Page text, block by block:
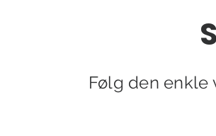
Følg den enkle